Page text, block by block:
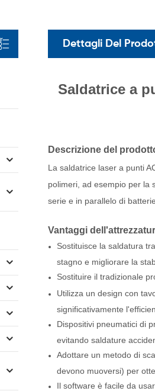
Dettagli Del
Saldatrice a
Descrizione del
La saldatrice laser a punti
polimeri, ad esempio per la
serie e in parallelo di
Vantaggi
Sostituisce la saldatura
stagno e migliorare la
Sostituire il tradizionale
Utilizza un design con
significativamente
Dispositivi pneumatici di
evitando saldature
Adottare un metodo di
devono muoversi) per
Il software è facile da